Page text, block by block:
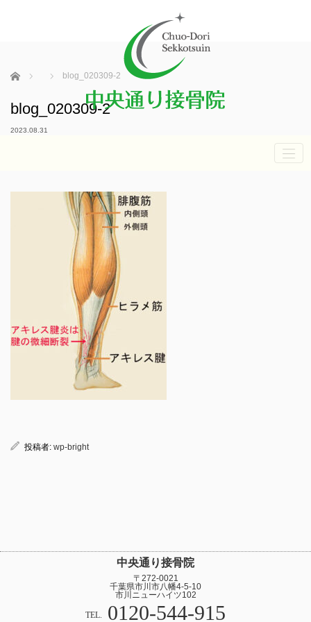
ホーム blog_020309-2
blog_020309-2
2023.08.31
投稿者: wp-bright
中央通り接骨院
〒272-0021
千葉県市川市八幡4-5-10
市川ニューハイツ102
TEL. 0120-544-915